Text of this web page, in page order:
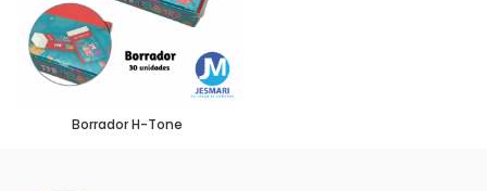
Borrador H-Tone